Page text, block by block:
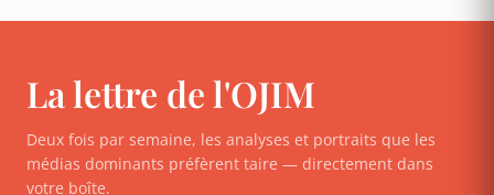
La lettre de l'OJIM
Deux fois par semaine, les analyses et portraits que les
médias dominants préfèrent taire — directement dans
votre boîte.